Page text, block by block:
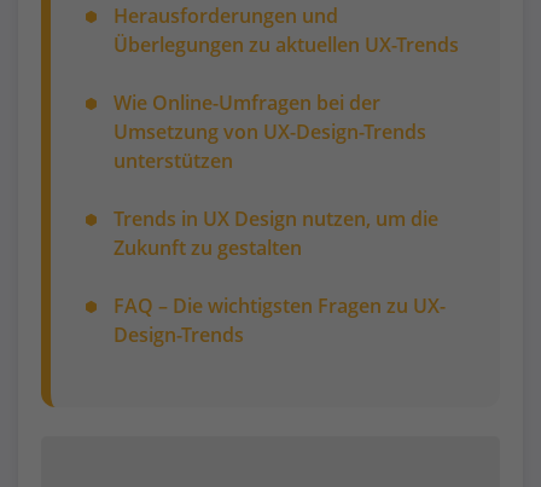
Herausforderungen und
Überlegungen zu aktuellen UX-Trends
Wie Online-Umfragen bei der
Umsetzung von UX-Design-Trends
unterstützen
Trends in UX Design nutzen, um die
Zukunft zu gestalten
FAQ – Die wichtigsten Fragen zu UX-
Design-Trends